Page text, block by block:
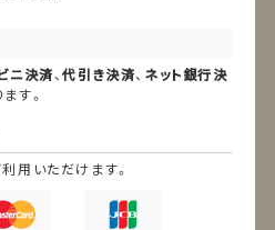
ニ決済、代引き決済、 ネット銀行決
す。
用いただけます。